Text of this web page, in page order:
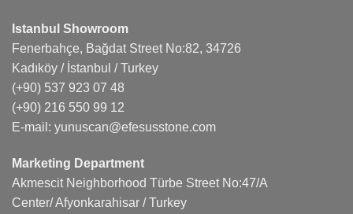
Istanbul Showroom
Fenerbahçe, Bağdat Street No:82, 34726
Kadıköy / İstanbul / Turkey
(+90) 537 923 07 48
(+90) 216 550 99 12
E-mail: yunuscan@efesusstone.com
Marketing Department
Akmescit Neighborhood Türbe Street No:47/A
Center/ Afyonkarahisar / Turkey